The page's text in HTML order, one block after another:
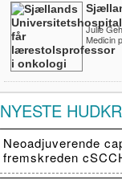
Julie
Medicin
NYESTE
Neoadjuverende
fremskreden